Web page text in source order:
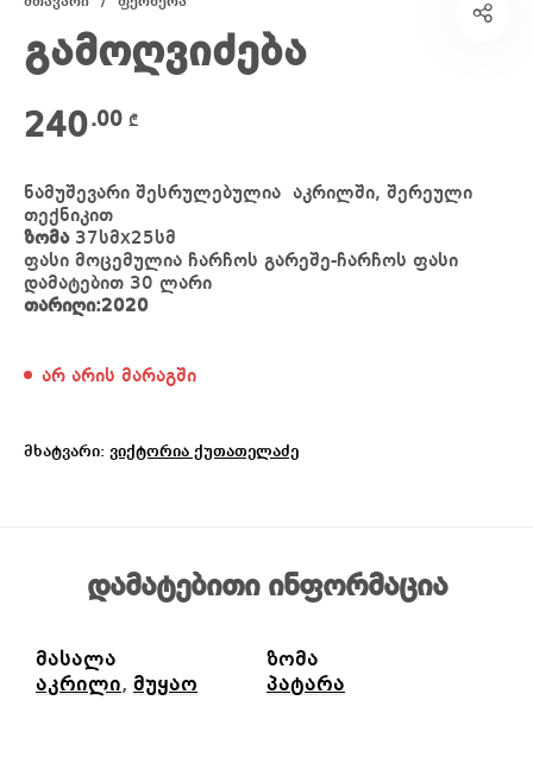
გამოღვიძება
240.00 ₾
ნამუშევარი შესრულებულია აკრილში, შერეული
თექნიკით
ზომა37სმx25სმ
ფასი მოცემულია ჩარჩოს გარეშე-ჩარჩოს ფასი
დამატებით 30 ლარი
თარიღი:2020
არ არის მარაგში
მხატვარი: ვიქტორია ქუთათელაძე
დამატებითი ინფორმაცია
მასალა
აკრილი, მუყაო
ზომა
პატარა